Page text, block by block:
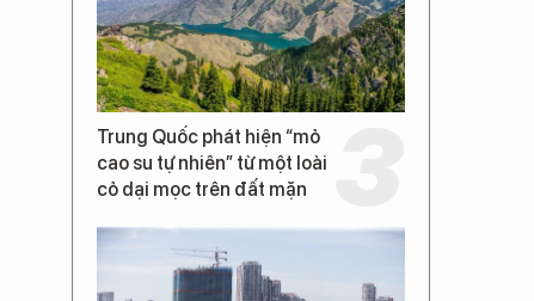
Trung Quốc phát hiện “mỏ
cao su tự nhiên” từ một loài
cỏ dại mọc trên đất mặn